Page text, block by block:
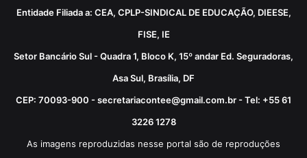
Entidade Filiada a: CEA, CPLP-SINDICAL DE EDUCAÇÃO, DIEESE,
FISE, IE
Setor Bancário Sul - Quadra 1, Bloco K, 15º andar Ed. Seguradoras,
Asa Sul, Brasília, DF
CEP: 70093-900 - secretariacontee@gmail.com.br - Tel: +55 61
3226 1278
As imagens reproduzidas nesse portal são de reproduções